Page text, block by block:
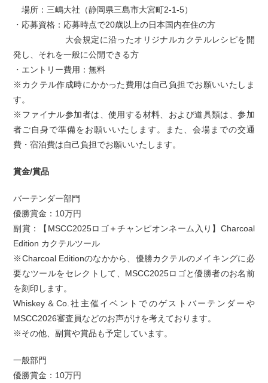
場所：三嶋大社（静岡県三島市大宮町2-1-5）
・応募資格：応募時点で20歳以上の日本国内在住の方
大会規定に沿ったオリジナルカクテルレシピを開
発し、それを一般に公開できる方
・エントリー費用：無料
※カクテル作成時にかかった費用は自己負担でお願いいたしま
す。
※ファイナル参加者は、使用する材料、および道具類は、参加
者ご自身で準備をお願いいたします。また、会場までの交通
費・宿泊費は自己負担でお願いいたします。
賞金/賞品
バーテンダー部門
優勝賞金：10万円
副賞：【MSCC2025ロゴ＋チャンピオンネーム入り】Charcoal
Edition カクテルツール
※Charcoal Editionのなかから、優勝カクテルのメイキングに必
要なツールをセレクトして、MSCC2025ロゴと優勝者のお名前
を刻印します。
Whiskey＆Co.社主催イベントでのゲストバーテンダーや
MSCC2026審査員などのお声がけを考えております。
※その他、副賞や賞品も予定しています。
一般部門
優勝賞金：10万円